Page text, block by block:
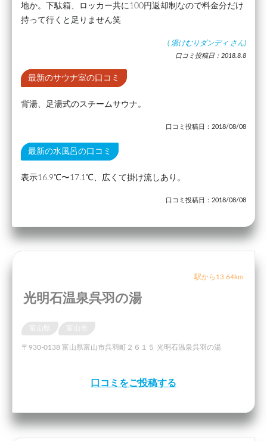
地か。下駄箱、ロッカー共に100円返却制なので料金分だけ
持って行くと足りません笑
( 湯けむりダンディ さん)
口コミ投稿日：2018.8.8
最新のサウナ室の口コミ
背湯、足湯式のスチームサウナ。
口コミ投稿日：2018/08/08
最新の水風呂の口コミ
表示16.9℃〜17.1℃、広くて掛け流しあり。
口コミ投稿日：2018/08/08
駅から13.64km
光明石温泉呉羽の湯
〒930-0138 富山県富山市呉羽町２６１５ 光明石温泉呉羽の湯
口コミをご投稿する